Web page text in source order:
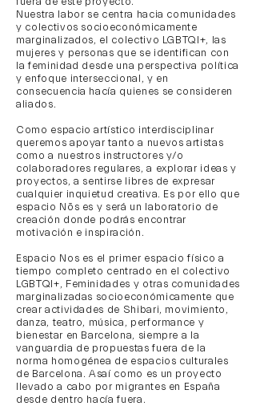
Nuestra labor se centra hacia comunidades
y colectivos socioeconómicamente
marginalizados, el colectivo LGBTQI+, las
mujeres y personas que se identifican con
la feminidad desde una perspectiva política
y enfoque interseccional, y en
consecuencia hacía quienes se consideren
aliados.
Como espacio artístico interdisciplinar
queremos apoyar tanto a nuevos artistas
como a nuestros instructores y/o
colaboradores regulares, a explorar ideas y
proyectos, a sentirse libres de expresar
cualquier inquietud creativa. Es por ello que
espacio Nōs es y será un laboratorio de
creación donde podrás encontrar
motivación e inspiración.
Espacio Nos es el primer espacio físico a
tiempo completo centrado en el colectivo
LGBTQI+, Feminidades y otras comunidades
marginalizadas socioeconómicamente que
crear actividades de Shibari, movimiento,
danza, teatro, música, performance y
bienestar en Barcelona, siempre a la
vanguardia de propuestas fuera de la
norma homogénea de espacios culturales
de Barcelona. Asaí como es un proyecto
llevado a cabo por migrantes en España
desde dentro hacía fuera.